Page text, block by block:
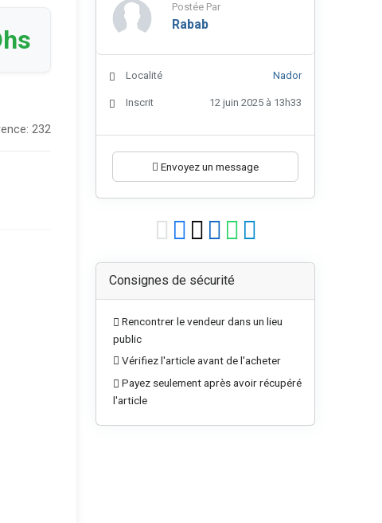
232
Postée Par
Rabab
Localité Nador
Inscrit 12 juin 2025 à 13h33
Envoyez un message
Consignes de sécurité
Rencontrer le vendeur dans un lieu
public
Vérifiez l'article avant de l'acheter
Payez seulement après avoir récupéré
l'article